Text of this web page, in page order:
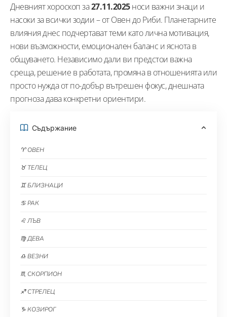
Дневният хороскоп за27.11.2025носи важни знаци и
насоки за всички зодии – от Овен до Риби. Планетарните
влияния днес подчертават теми като лична мотивация,
нови възможности, емоционален баланс и яснота в
общуването. Независимо дали ви предстои важна
среща, решение в работата, промяна в отношенията или
просто нужда от по-добър вътрешен фокус, днешната
прогноза дава конкретни ориентири.
Съдържание
♈ ОВЕН
♉ ТЕЛЕЦ
♊ БЛИЗНАЦИ
♋ РАК
♌ ЛЪВ
♍ ДЕВА
♎ ВЕЗНИ
♏ СКОРПИОН
♐ СТРЕЛЕЦ
♑ КОЗИРОГ